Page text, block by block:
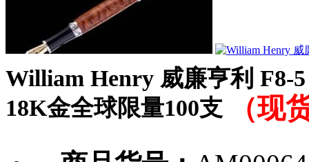
William Henry 威廉亨利 F8-
18K金全球限量100支
（现